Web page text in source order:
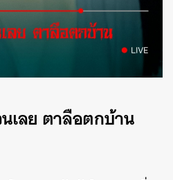
เลย ตาลือตกบ้าน